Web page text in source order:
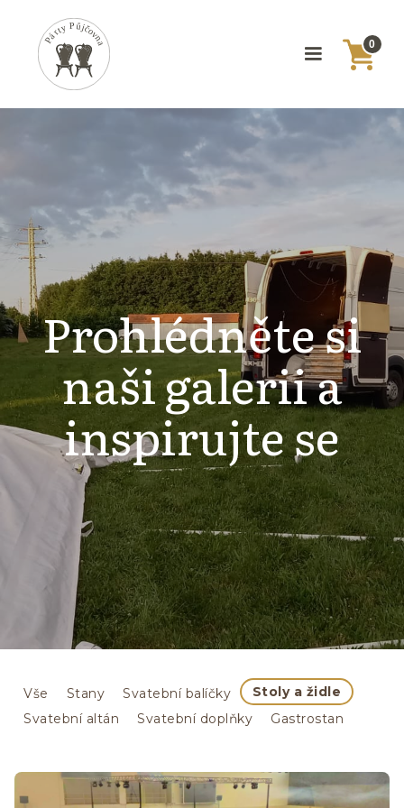
0
Prohlédněte si
naši galerii a
inspirujte se
Vše Stany Svatební balíčky
Stoly a židle
Svatební altán
Svatební doplňky Gastrostan